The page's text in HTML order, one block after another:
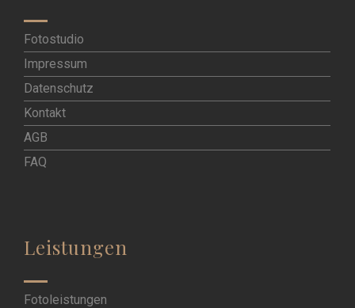
Fotostudio
Impressum
Datenschutz
Kontakt
AGB
FAQ
Leistungen
Fotoleistungen